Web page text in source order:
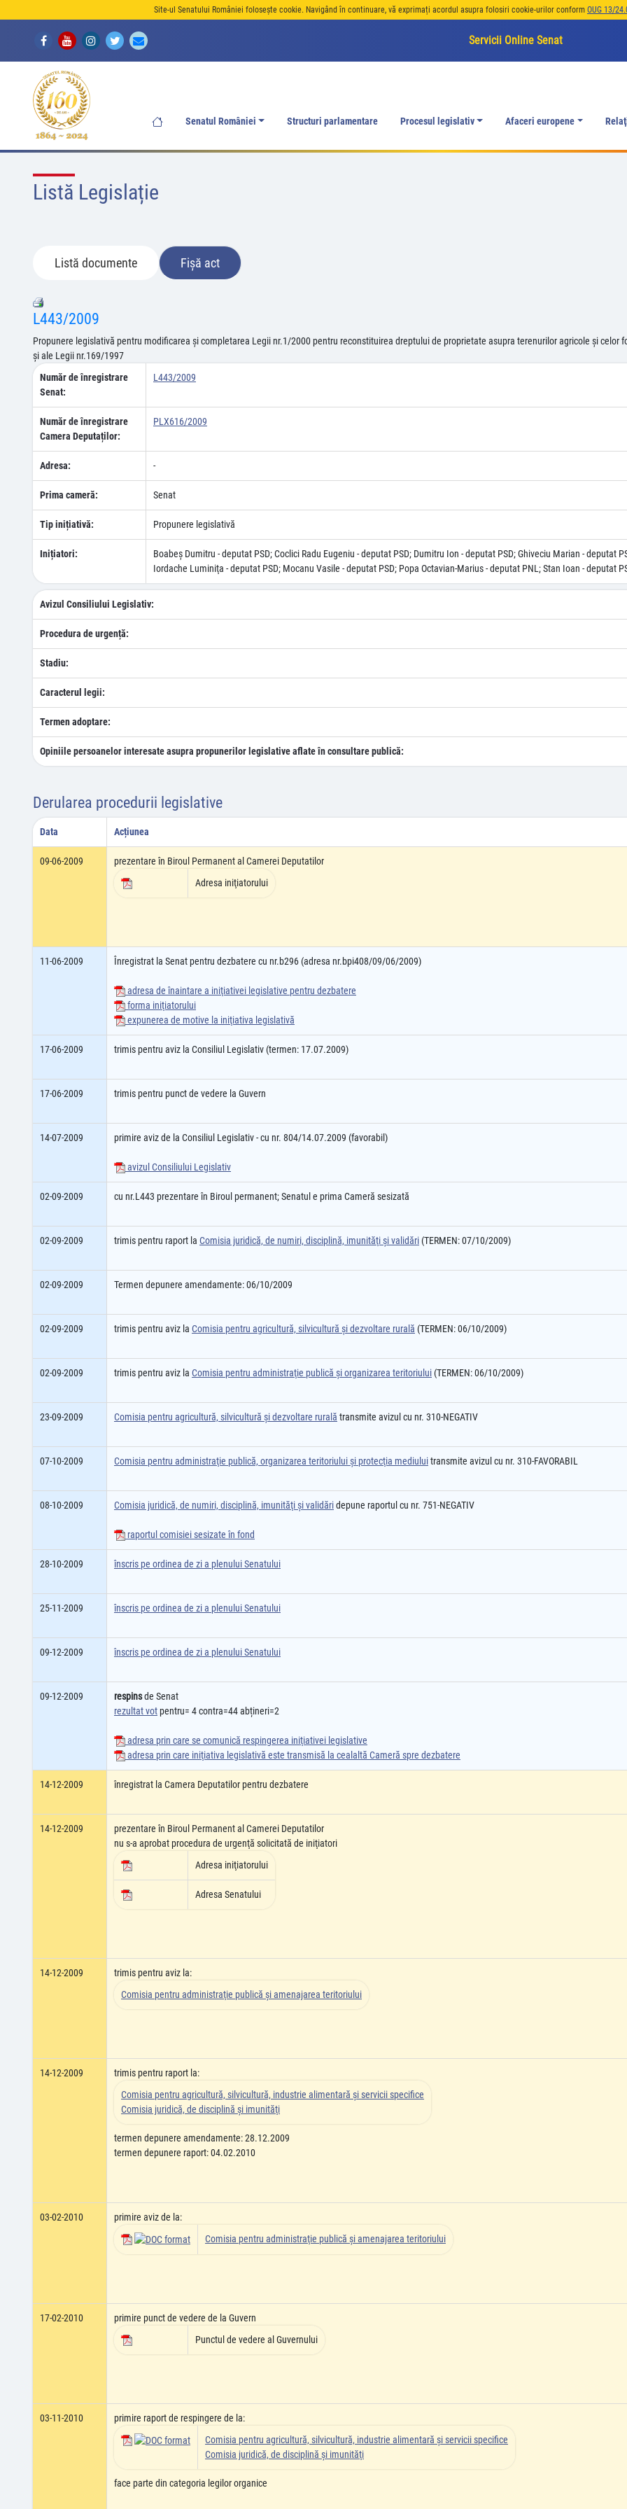
Site-ul Senatului României folosește cookie. Navigând în continuare, vă exprimați acordul asupra folosiri cookie-urilor conform OUG 13/
Servicii Online Senat
Senatul României Structuri parlamentare Procesul legislativ Afaceri europene
Listă Legislație
Listă documente Fișă act
L443/2009
Propunere legislativă pentru modificarea şi completarea Legii nr.1/2000 pentru reconstituirea dreptului de proprietate asupra terenurilor agricole şi
şi ale Legii nr.169/1997
Număr de înregistrare
Senat:
L443/2009
Număr de înregistrare
Camera Deputaților:
PLX616/2009
Adresa: -
Prima cameră: Senat
Tip inițiativă: Propunere legislativă
Inițiatori:
Boabeş Dumitru - deputat PSD; Coclici Radu Eugeniu - deputat PSD; Dumitru Ion - deputat PSD; Ghiveciu Marian - deputat
Iordache Luminiţa - deputat PSD; Mocanu Vasile - deputat PSD; Popa Octavian-Marius - deputat PNL; Stan Ioan - deputat
Avizul Consiliului Legislativ:
Procedura de urgență:
Stadiu:
Caracterul legii:
Termen adoptare:
Opiniile persoanelor interesate asupra propunerilor legislative aflate în consultare publică:
Derularea procedurii legislative
Data Acțiunea
09-06-2009
prezentare în Biroul Permanent al Camerei Deputatilor
Adresa iniţiatorului
11-06-2009 Înregistrat la Senat pentru dezbatere cu nr.b296 (adresa nr.bpi408/09/06/2009)
adresa de înaintare a iniţiativei legislative pentru dezbatere
forma iniţiatorului
expunerea de motive la iniţiativa legislativă
17-06-2009 trimis pentru aviz la Consiliul Legislativ (termen: 17.07.2009)
17-06-2009 trimis pentru punct de vedere la Guvern
14-07-2009 primire aviz de la Consiliul Legislativ - cu nr. 804/14.07.2009 (favorabil)
avizul Consiliului Legislativ
02-09-2009 cu nr.L443 prezentare în Biroul permanent; Senatul e prima Cameră sesizată
02-09-2009 trimis pentru raport la Comisia juridică, de numiri, disciplină, imunităţi şi validări (TERMEN: 07/10/2009)
02-09-2009 Termen depunere amendamente: 06/10/2009
02-09-2009 trimis pentru aviz la Comisia pentru agricultură, silvicultură şi dezvoltare rurală (TERMEN: 06/10/2009)
02-09-2009 trimis pentru aviz la Comisia pentru administraţie publică şi organizarea teritoriului (TERMEN: 06/10/2009)
23-09-2009 Comisia pentru agricultură, silvicultură şi dezvoltare rurală transmite avizul cu nr. 310-NEGATIV
07-10-2009 Comisia pentru administraţie publică, organizarea teritoriului şi protecţia mediuluitransmite avizul cu nr. 310-FAVORABIL
08-10-2009 Comisia juridică, de numiri, disciplină, imunităţi şi validăridepune raportul cu nr. 751-NEGATIV
raportul comisiei sesizate în fond
28-10-2009 înscris pe ordinea de zi a plenului Senatului
25-11-2009 înscris pe ordinea de zi a plenului Senatului
09-12-2009 înscris pe ordinea de zi a plenului Senatului
09-12-2009 respinsde Senat
rezultat vot pentru= 4 contra=44 abțineri=2
adresa prin care se comunică respingerea iniţiativei legislative
adresa prin care iniţiativa legislativă este transmisă la cealaltă Cameră spre dezbatere
14-12-2009 înregistrat la Camera Deputatilor pentru dezbatere
14-12-2009
prezentare în Biroul Permanent al Camerei Deputatilor
nu s-a aprobat procedura de urgenţă solicitată de iniţiatori
Adresa iniţiatorului
Adresa Senatului
14-12-2009
trimis pentru aviz la:
Comisia pentru administraţie publică şi amenajarea teritoriului
14-12-2009
trimis pentru raport la:
Comisia pentru agricultură, silvicultură, industrie alimentară şi servicii specifice
Comisia juridică, de disciplină şi imunităţi
termen depunere amendamente: 28.12.2009
termen depunere raport: 04.02.2010
03-02-2010
primire aviz de la:
Comisia pentru administraţie publică şi amenajarea teritoriului
17-02-2010
primire punct de vedere de la Guvern
Punctul de vedere al Guvernului
03-11-2010
primire raport de respingere de la:
Comisia pentru agricultură, silvicultură, industrie alimentară şi servicii specifice
Comisia juridică, de disciplină şi imunităţi
face parte din categoria legilor organice